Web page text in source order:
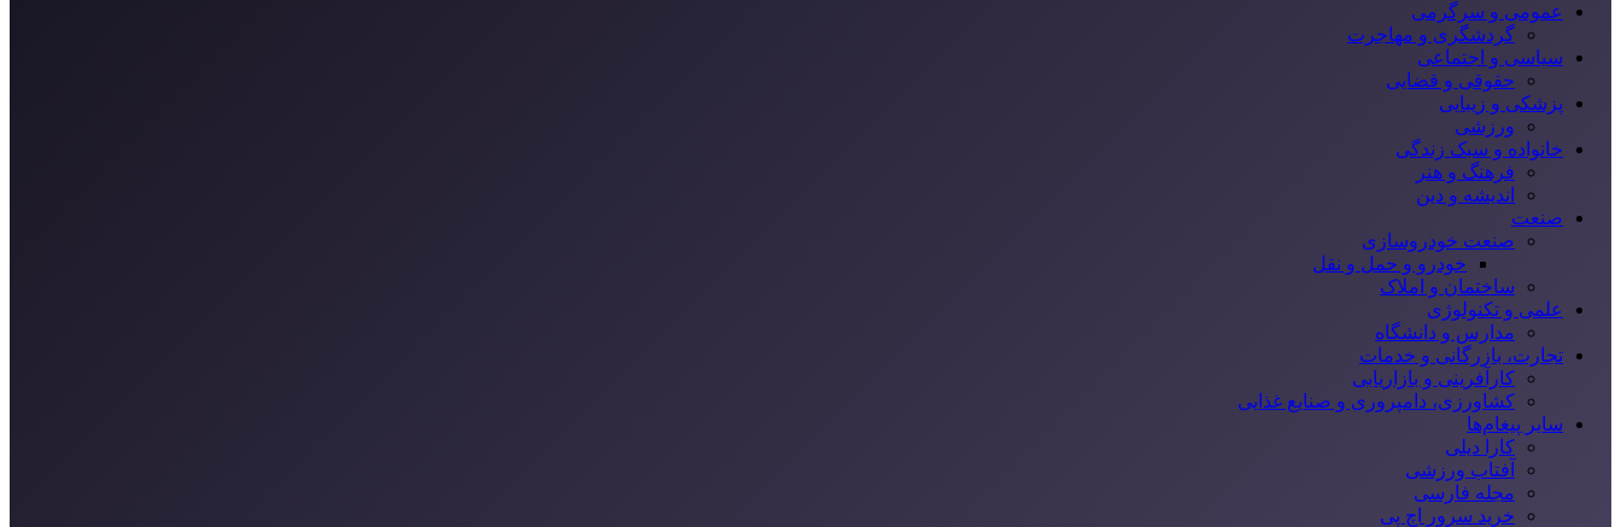
عمومی و سرگرمی
گردشگری و مهاجرت
سیاسی و اجتماعی
حقوقی و قضایی
پزشکی و زیبایی
ورزشی
خانواده و سبک زندگی
فرهنگ و هنر
اندیشه و دین
صنعت
صنعت خودروسازی
خودرو و حمل و نقل
ساختمان و املاک
علمی و تکنولوژی
مدارس و دانشگاه
تجارت، بازرگانی و خدمات
کارآفرینی و بازاریابی
کشاورزی، دامپروری و صنایع غذایی
سایر پیغام‌ها
کارا دیلی
آفتاب ورزشی
مجله فارسی
خرید سرور اچ پی